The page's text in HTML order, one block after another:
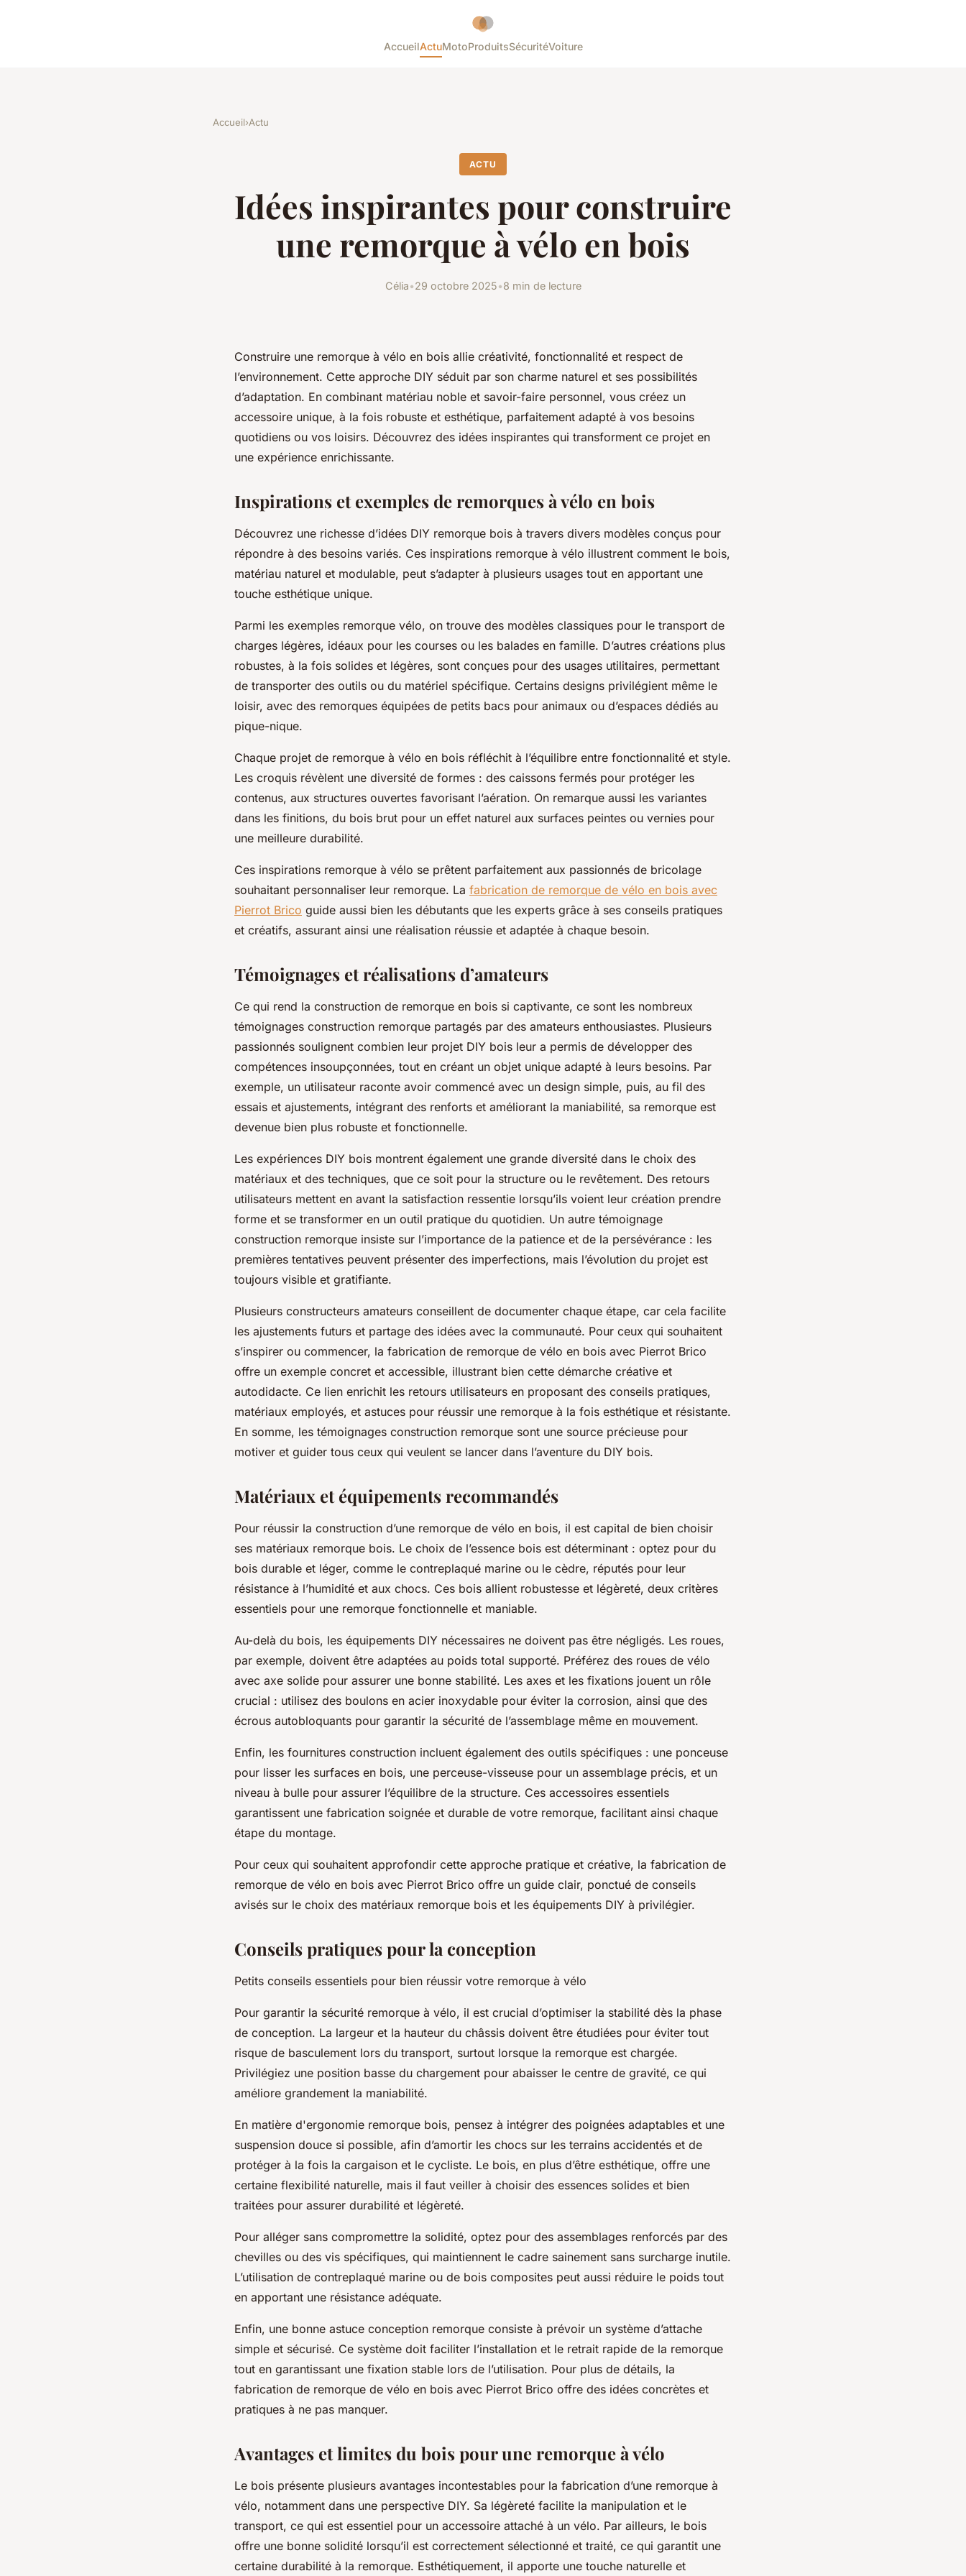
AccueilActuMotoProduitsSécuritéVoiture
Accueil›Actu
ACTU
Idées inspirantes pour construire
une remorque à vélo en bois
Célia•29 octobre 2025•8 min de lecture
Construire une remorque à vélo en bois allie créativité, fonctionnalité et respect de
l’environnement. Cette approche DIY séduit par son charme naturel et ses possibilités
d’adaptation. En combinant matériau noble et savoir-faire personnel, vous créez un
accessoire unique, à la fois robuste et esthétique, parfaitement adapté à vos besoins
quotidiens ou vos loisirs. Découvrez des idées inspirantes qui transforment ce projet en
une expérience enrichissante.
Inspirations et exemples de remorques à vélo en bois
Découvrez une richesse d’idées DIY remorque bois à travers divers modèles conçus pour
répondre à des besoins variés. Ces inspirations remorque à vélo illustrent comment le bois,
matériau naturel et modulable, peut s’adapter à plusieurs usages tout en apportant une
touche esthétique unique.
Parmi les exemples remorque vélo, on trouve des modèles classiques pour le transport de
charges légères, idéaux pour les courses ou les balades en famille. D’autres créations plus
robustes, à la fois solides et légères, sont conçues pour des usages utilitaires, permettant
de transporter des outils ou du matériel spécifique. Certains designs privilégient même le
loisir, avec des remorques équipées de petits bacs pour animaux ou d’espaces dédiés au
pique-nique.
Chaque projet de remorque à vélo en bois réfléchit à l’équilibre entre fonctionnalité et style.
Les croquis révèlent une diversité de formes : des caissons fermés pour protéger les
contenus, aux structures ouvertes favorisant l’aération. On remarque aussi les variantes
dans les finitions, du bois brut pour un effet naturel aux surfaces peintes ou vernies pour
une meilleure durabilité.
Ces inspirations remorque à vélo se prêtent parfaitement aux passionnés de bricolage
souhaitant personnaliser leur remorque. La fabrication de remorque de vélo en bois avec
Pierrot Brico guide aussi bien les débutants que les experts grâce à ses conseils pratiques
et créatifs, assurant ainsi une réalisation réussie et adaptée à chaque besoin.
Témoignages et réalisations d’amateurs
Ce qui rend la construction de remorque en bois si captivante, ce sont les nombreux
témoignages construction remorque partagés par des amateurs enthousiastes. Plusieurs
passionnés soulignent combien leur projet DIY bois leur a permis de développer des
compétences insoupçonnées, tout en créant un objet unique adapté à leurs besoins. Par
exemple, un utilisateur raconte avoir commencé avec un design simple, puis, au fil des
essais et ajustements, intégrant des renforts et améliorant la maniabilité, sa remorque est
devenue bien plus robuste et fonctionnelle.
Les expériences DIY bois montrent également une grande diversité dans le choix des
matériaux et des techniques, que ce soit pour la structure ou le revêtement. Des retours
utilisateurs mettent en avant la satisfaction ressentie lorsqu’ils voient leur création prendre
forme et se transformer en un outil pratique du quotidien. Un autre témoignage
construction remorque insiste sur l’importance de la patience et de la persévérance : les
premières tentatives peuvent présenter des imperfections, mais l’évolution du projet est
toujours visible et gratifiante.
Plusieurs constructeurs amateurs conseillent de documenter chaque étape, car cela facilite
les ajustements futurs et partage des idées avec la communauté. Pour ceux qui souhaitent
s’inspirer ou commencer, la fabrication de remorque de vélo en bois avec Pierrot Brico
offre un exemple concret et accessible, illustrant bien cette démarche créative et
autodidacte. Ce lien enrichit les retours utilisateurs en proposant des conseils pratiques,
matériaux employés, et astuces pour réussir une remorque à la fois esthétique et résistante.
En somme, les témoignages construction remorque sont une source précieuse pour
motiver et guider tous ceux qui veulent se lancer dans l’aventure du DIY bois.
Matériaux et équipements recommandés
Pour réussir la construction d’une remorque de vélo en bois, il est capital de bien choisir
ses matériaux remorque bois. Le choix de l’essence bois est déterminant : optez pour du
bois durable et léger, comme le contreplaqué marine ou le cèdre, réputés pour leur
résistance à l’humidité et aux chocs. Ces bois allient robustesse et légèreté, deux critères
essentiels pour une remorque fonctionnelle et maniable.
Au-delà du bois, les équipements DIY nécessaires ne doivent pas être négligés. Les roues,
par exemple, doivent être adaptées au poids total supporté. Préférez des roues de vélo
avec axe solide pour assurer une bonne stabilité. Les axes et les fixations jouent un rôle
crucial : utilisez des boulons en acier inoxydable pour éviter la corrosion, ainsi que des
écrous autobloquants pour garantir la sécurité de l’assemblage même en mouvement.
Enfin, les fournitures construction incluent également des outils spécifiques : une ponceuse
pour lisser les surfaces en bois, une perceuse-visseuse pour un assemblage précis, et un
niveau à bulle pour assurer l’équilibre de la structure. Ces accessoires essentiels
garantissent une fabrication soignée et durable de votre remorque, facilitant ainsi chaque
étape du montage.
Pour ceux qui souhaitent approfondir cette approche pratique et créative, la fabrication de
remorque de vélo en bois avec Pierrot Brico offre un guide clair, ponctué de conseils
avisés sur le choix des matériaux remorque bois et les équipements DIY à privilégier.
Conseils pratiques pour la conception
Petits conseils essentiels pour bien réussir votre remorque à vélo
Pour garantir la sécurité remorque à vélo, il est crucial d’optimiser la stabilité dès la phase
de conception. La largeur et la hauteur du châssis doivent être étudiées pour éviter tout
risque de basculement lors du transport, surtout lorsque la remorque est chargée.
Privilégiez une position basse du chargement pour abaisser le centre de gravité, ce qui
améliore grandement la maniabilité.
En matière d'ergonomie remorque bois, pensez à intégrer des poignées adaptables et une
suspension douce si possible, afin d’amortir les chocs sur les terrains accidentés et de
protéger à la fois la cargaison et le cycliste. Le bois, en plus d’être esthétique, offre une
certaine flexibilité naturelle, mais il faut veiller à choisir des essences solides et bien
traitées pour assurer durabilité et légèreté.
Pour alléger sans compromettre la solidité, optez pour des assemblages renforcés par des
chevilles ou des vis spécifiques, qui maintiennent le cadre sainement sans surcharge inutile.
L’utilisation de contreplaqué marine ou de bois composites peut aussi réduire le poids tout
en apportant une résistance adéquate.
Enfin, une bonne astuce conception remorque consiste à prévoir un système d’attache
simple et sécurisé. Ce système doit faciliter l’installation et le retrait rapide de la remorque
tout en garantissant une fixation stable lors de l’utilisation. Pour plus de détails, la
fabrication de remorque de vélo en bois avec Pierrot Brico offre des idées concrètes et
pratiques à ne pas manquer.
Avantages et limites du bois pour une remorque à vélo
Le bois présente plusieurs avantages incontestables pour la fabrication d’une remorque à
vélo, notamment dans une perspective DIY. Sa légèreté facilite la manipulation et le
transport, ce qui est essentiel pour un accessoire attaché à un vélo. Par ailleurs, le bois
offre une bonne solidité lorsqu’il est correctement sélectionné et traité, ce qui garantit une
certaine durabilité à la remorque. Esthétiquement, il apporte une touche naturelle et